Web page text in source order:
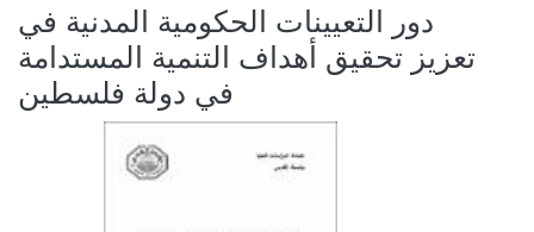
دور التعيينات الحكومية المدنية في
تعزيز تحقيق أهداف التنمية المستدامة
في دولة فلسطين